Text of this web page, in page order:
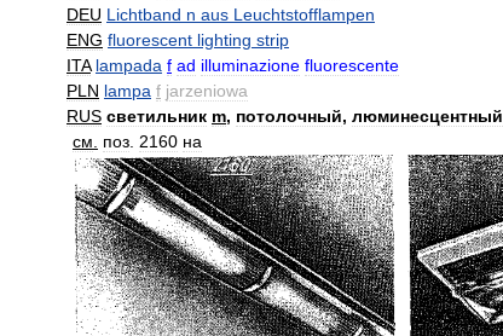
DEU Lichtband n aus Leuchtstofflampen
ENG fluorescent lighting strip
ITA lampada f ad illuminazione fluorescente
PLN lampa f jarzeniowa
RUS светильник m, потолочный, люминесцентный
см
поз 2160 на